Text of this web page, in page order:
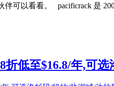
伴可以看看。 pacificrack 是
折低至$16.8/年,可